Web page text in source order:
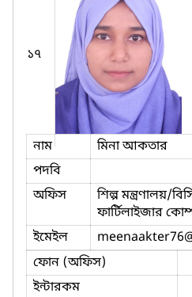
১৭
নাম
মিনা আকতার
পদবি
অফিস
শিল্প মন্ত্রণালয়/
ফার্টিলাইজার
ইমেইল
meenaakter76
ফোন (অফিস)
ইন্টারকম